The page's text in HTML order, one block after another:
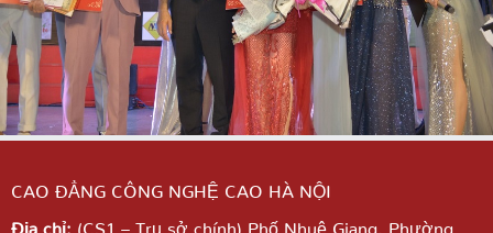
CAO ĐẲNG CÔNG NGHỆ CAO HÀ NỘI
Địa chỉ: (CS1 – Trụ sở chính) Phố Nhuệ Giang, Phường